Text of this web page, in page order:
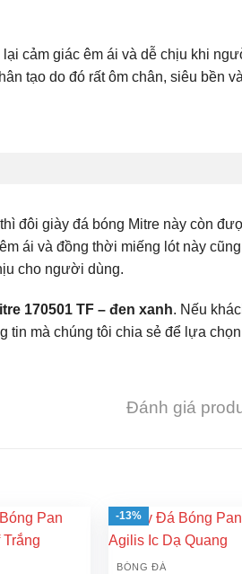
cảm giác êm ái và dễ chịu khi
tạo do đó rất ôm chân, siêu bền và
đôi giày đá bóng Mitre này còn
ái và đồng thời miếng lót này
cho người dùng.
170501 TF – đen xanh. Nếu
tin mà chúng tôi chia sẻ để lựa chọn
Đánh giá
-13%
BÓNG ĐÁ